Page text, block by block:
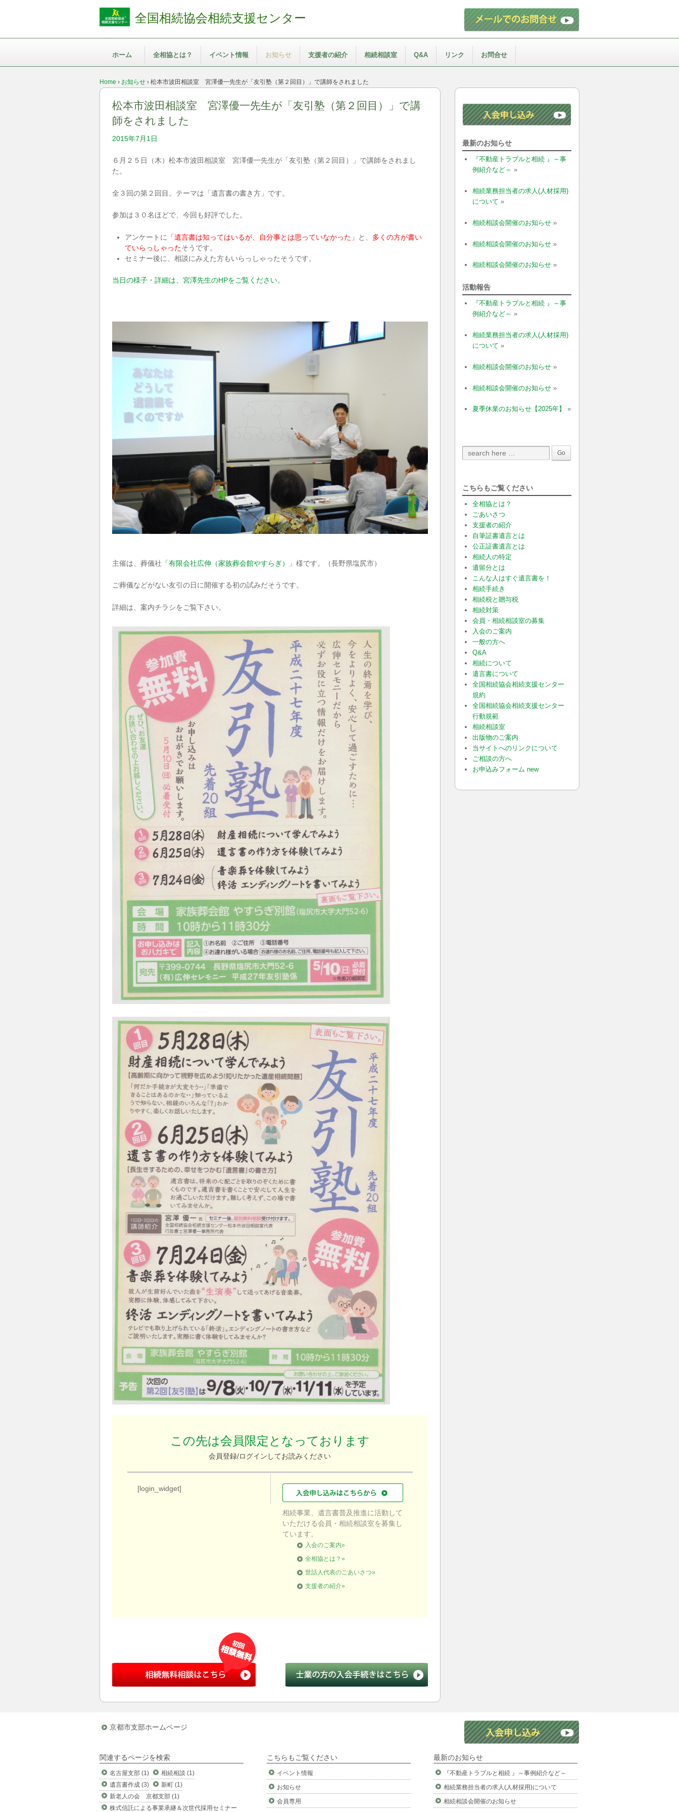
全国相続協会相続支援センター
ホーム 全相協とは？ イベント情報 お知らせ 支援者の紹介 相続相談室 Q&A リンク お問合せ
Home › お知らせ › 松本市波田相談室 宮澤優一先生が「友引塾（第２回目）」で講師をされました
松本市波田相談室 宮澤優一先生が「友引塾（第２回目）」で講
師をされました
2015年7月1日
６月２５日（木）松本市波田相談室 宮澤優一先生が「友引塾（第２回目）」で講師をされまし
た。
全３回の第２回目。テーマは「遺言書の書き方」です。
参加は３０名ほどで、今回も好評でした。
アンケートに 「遺言書は知ってはいるが、自分事とは思っていなかった」 と、 多くの方が書い
ていらっしゃったそうです。
セミナー後に、相談にみえた方もいらっしゃったそうです。
当日の様子・詳細は、宮澤先生のHPをご覧ください。
主催は、葬儀社 「有限会社広伸（家族葬会館やすらぎ）」 様です。（長野県塩尻市）
ご葬儀などがない友引の日に開催する初の試みだそうです。
詳細は、案内チラシをご覧下さい。
この先は会員限定となっております
会員登録/ログインしてお読みください
[login_widget]
相続事業、遺言書普及推進に活動して
いただける会員・相続相談室を募集し
ています。
入会のご案内»
全相協とは？»
世話人代表のごあいさつ»
支援者の紹介»
最新のお知らせ
『不動産トラブルと相続 』～事
例紹介など～ »
相続業務担当者の求人(人材採用)
について »
相続相談会開催のお知らせ»
相続相談会開催のお知らせ»
相続相談会開催のお知らせ»
活動報告
『不動産トラブルと相続 』～事
例紹介など～ »
相続業務担当者の求人(人材採用)
について »
相続相談会開催のお知らせ»
相続相談会開催のお知らせ»
夏季休業のお知らせ【2025年】 »
こちらもご覧ください
全相協とは？
ごあいさつ
支援者の紹介
自筆証書遺言とは
公正証書遺言とは
相続人の特定
遺留分とは
こんな人はすぐ遺言書を！
相続手続き
相続税と贈与税
相続対策
会員・相続相談室の募集
入会のご案内
一般の方へ
Q&A
相続について
遺言書について
全国相続協会相続支援センター
規約
全国相続協会相続支援センター
行動規範
相続相談室
出版物のご案内
当サイトへのリンクについて
ご相談の方へ
お申込みフォーム new
京都市支部ホームページ
関連するページを検索
名古屋支部 (1)
相続相談 (1)
遺言書作成 (3)
新町 (1)
新老人の会 京都支部 (1)
株式信託による事業承継＆次世代採用セミナー
こちらもご覧ください
イベント情報
お知らせ
会員専用
最新のお知らせ
『不動産トラブルと相続 』～事例紹介など～
相続業務担当者の求人(人材採用)について
相続相談会開催のお知らせ